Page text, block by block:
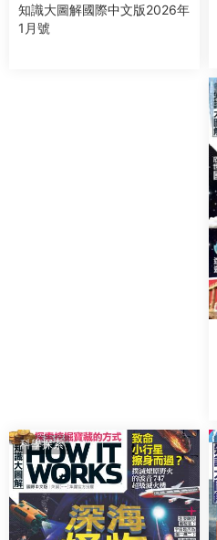
知識大圖解國際中文版2026年
1月號
科學探索